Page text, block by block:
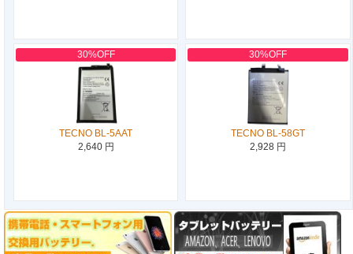
30%OFF
TECNO BL-5AAT
2,640 円
30%OFF
TECNO BL-58GT
2,928 円